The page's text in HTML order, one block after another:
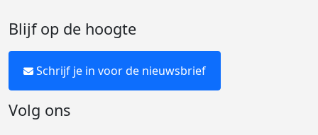
Blijf op de hoogte
Schrijf je in voor de nieuwsbrief
Volg ons